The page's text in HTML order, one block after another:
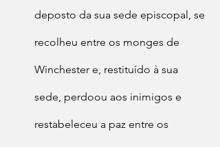
deposto da sua sede episcopal, se
recolheu entre os monges de
Winchester e, restituído à sua
sede, perdoou aos inimigos e
restabeleceu a paz entre os